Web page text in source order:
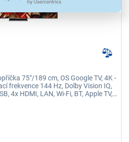
75"/189 cm, OS Google TV, 4K -
frekvence 144 Hz, Dolby Vision IQ,
4x HDMI, LAN, Wi-Fi, BT, Apple TV,